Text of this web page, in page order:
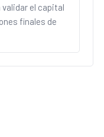
el capital
finales de